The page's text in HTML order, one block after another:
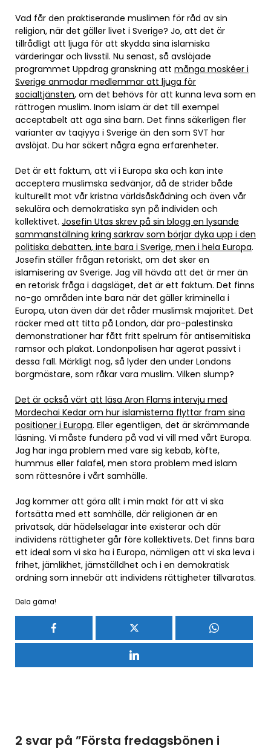
Vad får den praktiserande muslimen för råd av sin
religion, när det gäller livet i Sverige? Jo, att det är
tillrådligt att ljuga för att skydda sina islamiska
värderingar och livsstil. Nu senast, så avslöjade
programmet Uppdrag granskning att många moskéer i
Sverige anmodar medlemmar att ljuga för
socialtjänsten, om det behövs för att kunna leva som en
rättrogen muslim. Inom islam är det till exempel
acceptabelt att aga sina barn. Det finns säkerligen fler
varianter av taqiyya i Sverige än den som SVT har
avslöjat. Du har säkert några egna erfarenheter.
Det är ett faktum, att vi i Europa ska och kan inte
acceptera muslimska sedvänjor, då de strider både
kulturellt mot vår kristna världsåskådning och även vår
sekulära och demokratiska syn på individen och
kollektivet. Josefin Utas skrev på sin blogg en lysande
sammanställning kring särkrav som börjar dyka upp i den
politiska debatten, inte bara i Sverige, men i hela Europa.
Josefin ställer frågan retoriskt, om det sker en
islamisering av Sverige. Jag vill hävda att det är mer än
en retorisk fråga i dagsläget, det är ett faktum. Det finns
no-go områden inte bara när det gäller kriminella i
Europa, utan även där det råder muslimsk majoritet. Det
räcker med att titta på London, där pro-palestinska
demonstrationer har fått fritt spelrum för antisemitiska
ramsor och plakat. Londonpolisen har agerat passivt i
dessa fall. Märkligt nog, så lyder den under Londons
borgmästare, som råkar vara muslim. Vilken slump?
Det är också värt att läsa Aron Flams intervju med
Mordechai Kedar om hur islamisterna flyttar fram sina
positioner i Europa. Eller egentligen, det är skrämmande
läsning. Vi måste fundera på vad vi vill med vårt Europa.
Jag har inga problem med vare sig kebab, köfte,
hummus eller falafel, men stora problem med islam
som rättesnöre i vårt samhälle.
Jag kommer att göra allt i min makt för att vi ska
fortsätta med ett samhälle, där religionen är en
privatsak, där hädelselagar inte existerar och där
individens rättigheter går före kollektivets. Det finns bara
ett ideal som vi ska ha i Europa, nämligen att vi ska leva i
frihet, jämlikhet, jämställdhet och i en demokratisk
ordning som innebär att individens rättigheter tillvaratas.
Dela gärna!
2 svar på ”Första fredagsbönen i